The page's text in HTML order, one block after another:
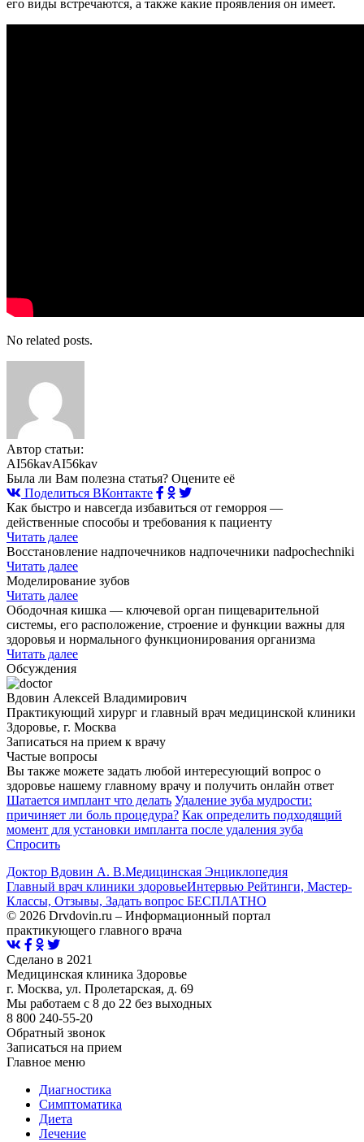
его виды встречаются, а также какие проявления он имеет.
No related posts.
Автор статьи:
AI56kavAI56kav
Была ли Вам полезна статья? Оцените её
Поделиться ВКонтакте
Как быстро и навсегда избавиться от геморроя —
действенные способы и требования к пациенту
Читать далее
Восстановление надпочечников надпочечники nadpochechniki
Читать далее
Моделирование зубов
Читать далее
Ободочная кишка — ключевой орган пищеварительной
системы, его расположение, строение и функции важны для
здоровья и нормального функционирования организма
Читать далее
Обсуждения
Вдовин Алексей Владимирович
Практикующий хирург и главный врач медицинской клиники
Здоровье, г. Москва
Записаться на прием к врачу
Частые вопросы
Вы также можете задать любой интересующий вопрос о
здоровье нашему главному врачу и получить онлайн ответ
Шатается имплант что делать Удаление зуба мудрости:
причиняет ли боль процедура? Как определить подходящий
момент для установки импланта после удаления зуба
Спросить
Доктор Вдовин А. В.Медицинская Энциклопедия
Главный врач клиники здоровьеИнтервью Рейтинги, Мастер-
Классы, Отзывы, Задать вопрос БЕСПЛАТНО
© 2026 Drvdovin.ru – Информационный портал
практикующего главного врача
Сделано в 2021
Медицинская клиника Здоровье
г. Москва, ул. Пролетарская, д. 69
Мы работаем с 8 до 22 без выходных
8 800 240-55-20
Обратный звонок
Записаться на прием
Главное меню
Диагностика
Cимптоматика
Диета
Лечение